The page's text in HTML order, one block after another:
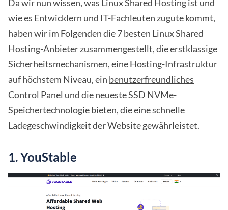
Da wir nun wissen, was Linux Shared Hosting ist und
wie es Entwicklern und IT-Fachleuten zugute kommt,
haben wir im Folgenden die 7 besten Linux Shared
Hosting-Anbieter zusammengestellt, die erstklassige
Sicherheitsmechanismen, eine Hosting-Infrastruktur
auf höchstem Niveau, ein benutzerfreundliches
Control Panel und die neueste SSD NVMe-
Speichertechnologie bieten, die eine schnelle
Ladegeschwindigkeit der Website gewährleistet.
1. YouStable